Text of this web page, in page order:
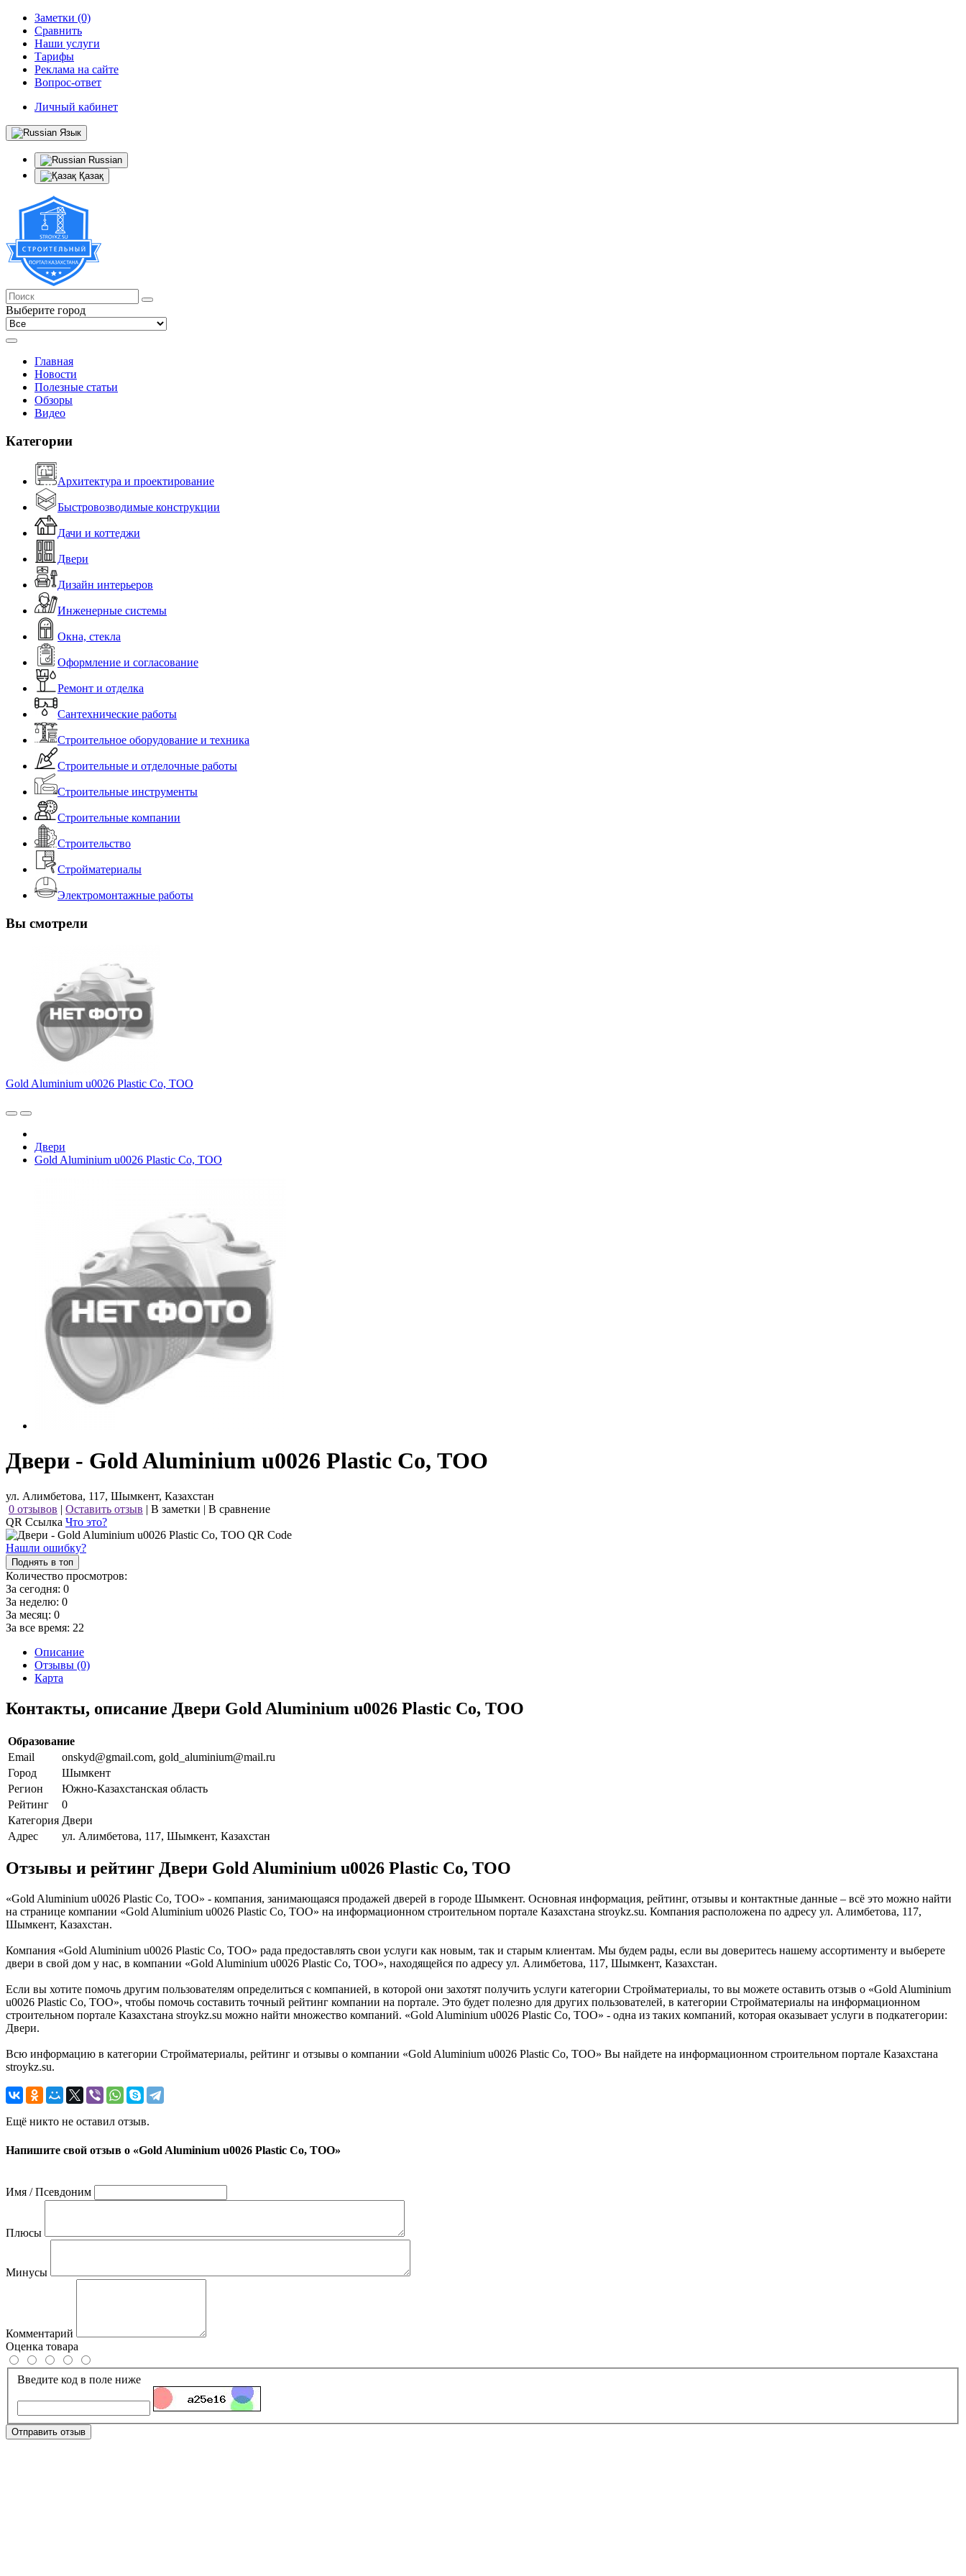
Заметки (0)
Сравнить
Наши услуги
Тарифы
Реклама на сайте
Вопрос-ответ
Личный кабинет
Язык
Russian
Қазақ
Выберите город
Главная
Новости
Полезные статьи
Обзоры
Видео
Категории
Архитектура и проектирование
Быстровозводимые конструкции
Дачи и коттеджи
Двери
Дизайн интерьеров
Инженерные системы
Окна, стекла
Оформление и согласование
Ремонт и отделка
Сантехнические работы
Строительное оборудование и техника
Строительные и отделочные работы
Строительные инструменты
Строительные компании
Строительство
Стройматериалы
Электромонтажные работы
Вы смотрели
Gold Aluminium u0026 Plastic Co, ТОО
Двери
Gold Aluminium u0026 Plastic Co, ТОО
Двери - Gold Aluminium u0026 Plastic Co, ТОО
ул. Алимбетова, 117, Шымкент, Казахстан
0 отзывов | Оставить отзыв | В заметки | В сравнение
QR Ссылка Что это?
Нашли ошибку?
Поднять в топ
Количество просмотров:
За сегодня: 0
За неделю: 0
За месяц: 0
За все время: 22
Описание
Отзывы (0)
Карта
Контакты, описание Двери Gold Aluminium u0026 Plastic Co, ТОО
Образование
Email
onskyd@gmail.com, gold_aluminium@mail.ru
Город
Шымкент
Регион
Южно-Казахстанская область
Рейтинг
0
Категория Двери
Адрес
ул. Алимбетова, 117, Шымкент, Казахстан
Отзывы и рейтинг Двери Gold Aluminium u0026 Plastic Co, ТОО
«Gold Aluminium u0026 Plastic Co, ТОО» - компания, занимающаяся продажей дверей в городе Шымкент. Основная информация, рейтинг, отзывы и контактные данные – всё это можно найти
на странице компании «Gold Aluminium u0026 Plastic Co, ТОО» на информационном строительном портале Казахстана stroykz.su. Компания расположена по адресу ул. Алимбетова, 117,
Шымкент, Казахстан.
Компания «Gold Aluminium u0026 Plastic Co, ТОО» рада предоставлять свои услуги как новым, так и старым клиентам. Мы будем рады, если вы доверитесь нашему ассортименту и выберете
двери в свой дом у нас, в компании «Gold Aluminium u0026 Plastic Co, ТОО», находящейся по адресу ул. Алимбетова, 117, Шымкент, Казахстан.
Если вы хотите помочь другим пользователям определиться с компанией, в которой они захотят получить услуги категории Стройматериалы, то вы можете оставить отзыв о «Gold Aluminium
u0026 Plastic Co, ТОО», чтобы помочь составить точный рейтинг компании на портале. Это будет полезно для других пользователей, в категории Стройматериалы на информационном
строительном портале Казахстана stroykz.su можно найти множество компаний. «Gold Aluminium u0026 Plastic Co, ТОО» - одна из таких компаний, которая оказывает услуги в подкатегории:
Двери.
Всю информацию в категории Стройматериалы, рейтинг и отзывы о компании «Gold Aluminium u0026 Plastic Co, ТОО» Вы найдете на информационном строительном портале Казахстана
stroykz.su.
Ещё никто не оставил отзыв.
Напишите свой отзыв о «Gold Aluminium u0026 Plastic Co, ТОО»
Имя / Псевдоним
Плюсы
Минусы
Комментарий
Оценка товара
Введите код в поле ниже
Отправить отзыв